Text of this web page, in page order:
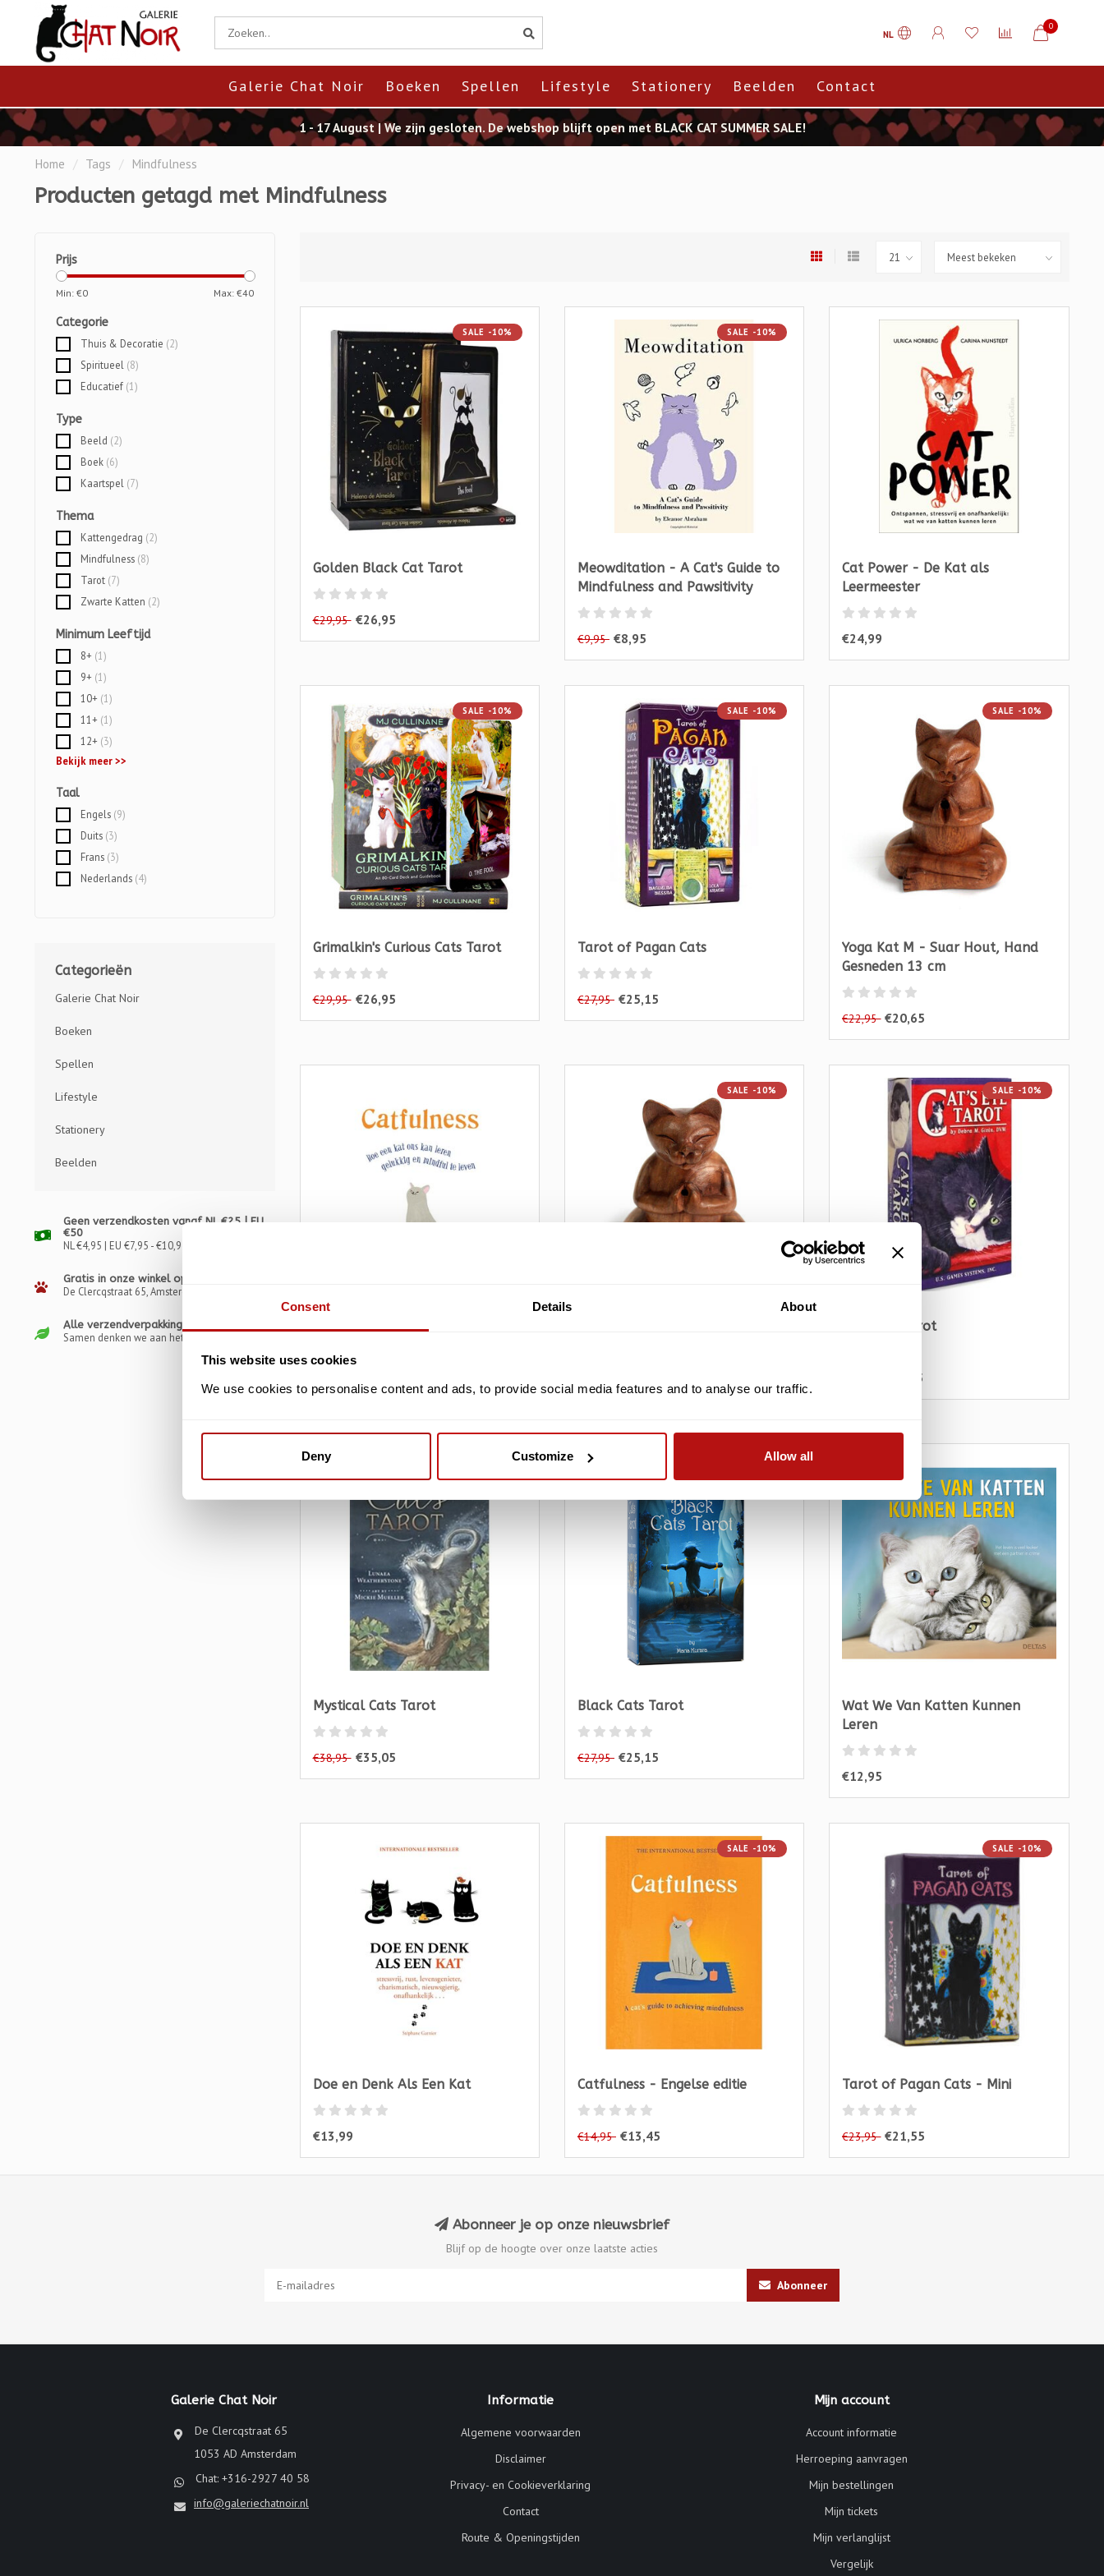
Consent Details About
This website uses cookies
We use cookies to personalise content and ads, to provide social media features and to analyse our traffic.
Deny Customize Allow all
NL
0
Galerie Chat Noir Boeken Spellen Lifestyle Stationery Beelden Contact
1 - 17 August | We zijn gesloten. De webshop blijft open met BLACK CAT SUMMER SALE!
Home / Tags / Mindfulness
Producten getagd met Mindfulness
Prijs
Min: €0 Max: €40
Categorie
Thuis & Decoratie (2)
Spiritueel (8)
Educatief (1)
Type
Beeld (2)
Boek (6)
Kaartspel (7)
Thema
Kattengedrag (2)
Mindfulness (8)
Tarot (7)
Zwarte Katten (2)
Minimum Leeftijd
8+ (1)
9+ (1)
10+ (1)
11+ (1)
12+ (3)
Bekijk meer >>
Taal
Engels (9)
Duits (3)
Frans (3)
Nederlands (4)
Categorieën
Galerie Chat Noir
Boeken
Spellen
Lifestyle
Stationery
Beelden
Geen verzendkosten vanaf NL €25 | EU
€50
NL €4,95 | EU €7,95 - €10,95
Gratis in onze winkel ophalen
De Clercqstraat 65, Amsterdam
Alle verzendverpakkingen recyclebaar
Samen denken we aan het klimaat
SALE -10%
Golden Black Cat Tarot
€29,95 €26,95
SALE -10%
Meowditation - A Cat's Guide to
Mindfulness and Pawsitivity
€9,95 €8,95
Cat Power - De Kat als
Leermeester
€24,99
SALE -10%
Grimalkin's Curious Cats Tarot
€29,95 €26,95
SALE -10%
Tarot of Pagan Cats
€27,95 €25,15
SALE -10%
Yoga Kat M - Suar Hout, Hand
Gesneden 13 cm
€22,95 €20,65
Catfulness - Nederlandse editie
SALE -10%
€26,95 €24,25
SALE -10%
Cat's Eye Tarot
€25,15
Mystical Cats Tarot
€38,95 €35,05
Black Cats Tarot
€27,95 €25,15
Wat We Van Katten Kunnen
Leren
€12,95
Doe en Denk Als Een Kat
€13,99
SALE -10%
Catfulness - Engelse editie
€14,95 €13,45
SALE -10%
Tarot of Pagan Cats - Mini
€23,95 €21,55
Abonneer je op onze nieuwsbrief
Blijf op de hoogte over onze laatste acties
Abonneer
Galerie Chat Noir
De Clercqstraat 65
1053 AD Amsterdam
Chat: +316-2927 40 58
info@galeriechatnoir.nl
Informatie
Algemene voorwaarden
Disclaimer
Privacy- en Cookieverklaring
Contact
Route & Openingstijden
Mijn account
Account informatie
Herroeping aanvragen
Mijn bestellingen
Mijn tickets
Mijn verlanglijst
Vergelijk